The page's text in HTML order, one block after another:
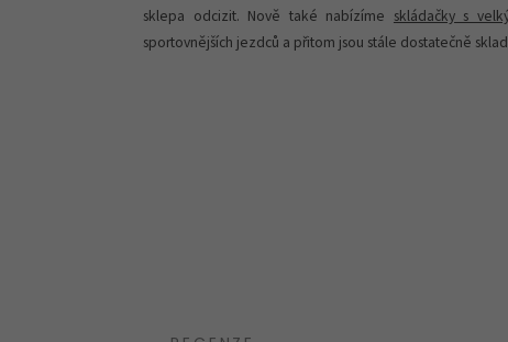
sklepa odcizit. Nově také nabízíme skládačky s
sportovnějších jezdců a přitom jsou stále dostatečně